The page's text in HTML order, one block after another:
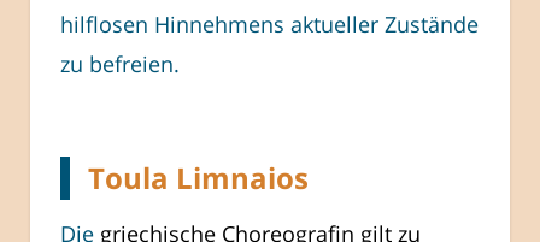
hilflosen Hinnehmens aktueller Zustände
zu befreien.
Toula Limnaios
Die griechische Choreografin gilt zu